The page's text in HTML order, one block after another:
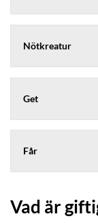
Nötkreatur
Get
Får
Vad är